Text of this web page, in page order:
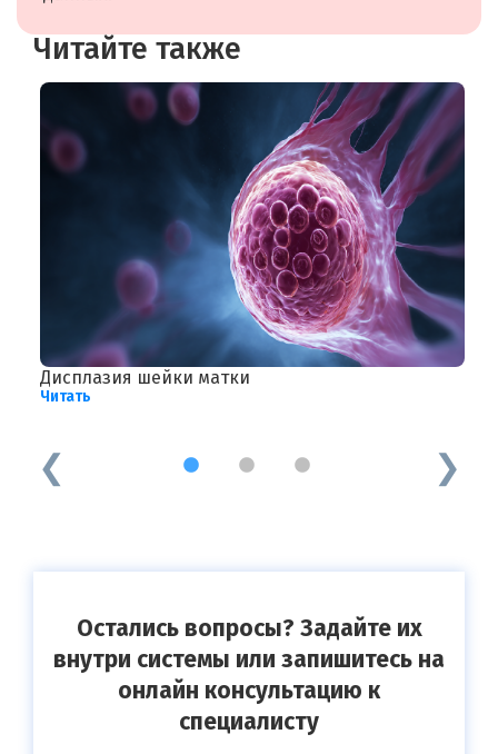
Читайте также
Дисплазия шейки матки
Читать
1 2 3
Остались вопросы? Задайте их
внутри системы или запишитесь на
онлайн консультацию к
специалисту